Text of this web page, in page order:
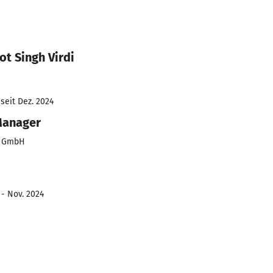
Singh Virdi
Dez. 2024
Nov. 2024